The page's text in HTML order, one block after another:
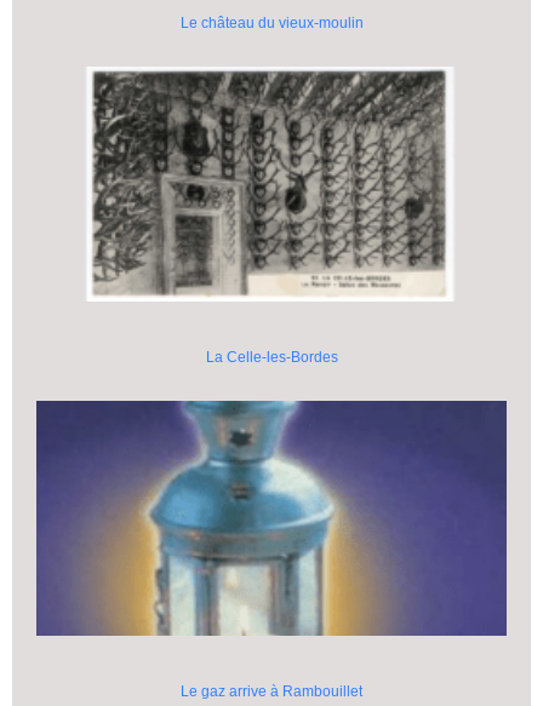
Le château du vieux-moulin
La Celle-les-Bordes
Le gaz arrive à Rambouillet